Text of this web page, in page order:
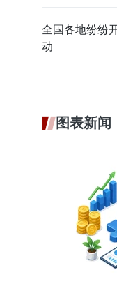
全国各地纷纷
动
图表新闻